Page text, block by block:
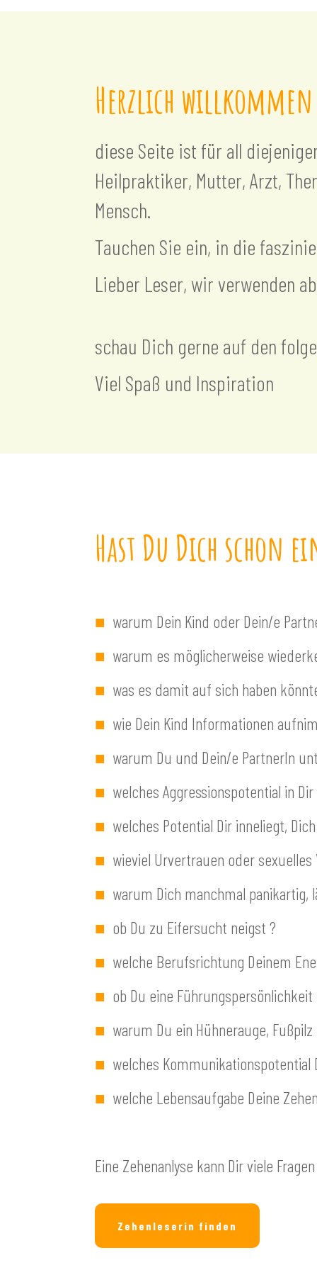
Herzlich willkommen
diese Seite ist für all
Heilpraktiker, Mutter, Arzt,
Mensch.
Tauchen Sie ein, in die
Lieber Leser, wir verwenden
schau Dich gerne auf den
Viel Spaß und Inspiration
Hast Du Dich schon
■ warum Dein Kind oder Dein/e
■ warum es möglicherweise
■ was es damit auf sich haben
■ wie Dein Kind Informationen
■ warum Du und Dein/e PartnerIn
■ welches Aggressionspotential in
■ welches Potential Dir inneliegt,
■ wieviel Urvertrauen oder
■ warum Dich manchmal panikartig,
■ ob Du zu Eifersucht neigst ?
■ welche Berufsrichtung Deinem
■ ob Du eine
■ warum Du ein Hühnerauge,
■ welches Kommunikationspotential
■ welche Lebensaufgabe Deine
Eine Zehenanlyse kann Dir viele
Zehenleserin finden